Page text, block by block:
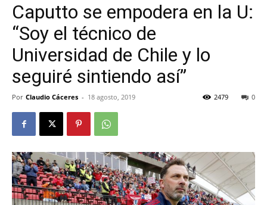
Caputto se empodera en la U:
“Soy el técnico de
Universidad de Chile y lo
seguiré sintiendo así”
Por Claudio Cáceres - 18 agosto, 2019 0
2479